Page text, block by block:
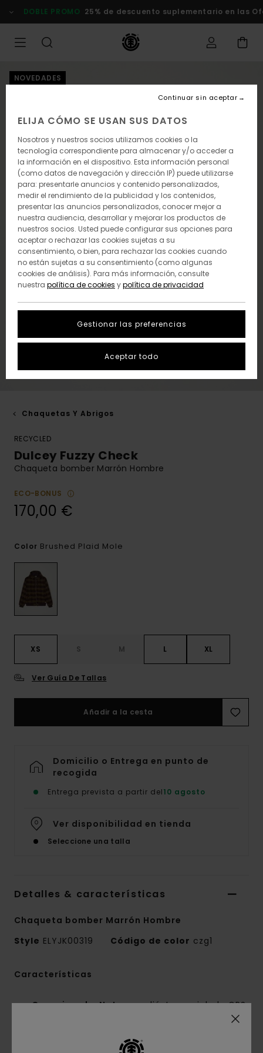
la
DOBLE PROMO 25% de descuento suplementario en las
NOVEDADES
Chaquetas Y Abrigos
RECYCLED
Dulcey Fuzzy Check
Chaqueta bomber Marrón Hombre
ECO-BONUS
170,00 €
Color Brushed Plaid Mole
XS S M L XL
Ver Guía De Tallas
Añadir a la cesta
Domicilio o Entrega en punto de
recogida
Entrega prevista a partir del10 agosto
Ver disponibilidad en tienda
Seleccione una talla
Detalles & características
Chaqueta bomber Marrón Hombre
Style ELYJK00319 Código de color czg1
Características
Conscious by Nature:poliéster reciclado GRS
Confección del tejido:mezcla de lana [346
ELIJA CÓMO SE USAN SUS DATOS
Nosotros y nuestros socios utilizamos cookies o la
tecnología correspondiente para almacenar y/o acceder a
la información en el dispositivo. Esta información personal
(como datos de navegación y dirección IP) puede utilizarse
para: presentarle anuncios y contenido personalizados,
medir el rendimiento de la publicidad y los contenidos,
presentar las anuncios personalizados, conocer mejor a
nuestra audiencia, desarrollar y mejorar los productos de
nuestros socios. Usted puede configurar sus opciones para
aceptar o rechazar las cookies sujetas a su
consentimiento, o bien, para rechazar las cookies cuando
no están sujetas a su consentimiento (como algunas
cookies de análisis). Para más información, consulte
nuestra política de cookies ypolítica de privacidad
Gestionar las preferencias
Continuar sin aceptar
Aceptar todo